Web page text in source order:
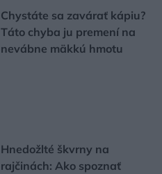
Chystáte sa zavárať kápiu?
Táto chyba ju premení na
nevábne mäkkú hmotu
Hnedožlté škvrny na
rajčinách: Ako spoznať